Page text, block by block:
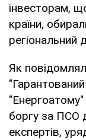
інвесторам,
країни,
регіональний
Як
боргу за ПСО
експертів,